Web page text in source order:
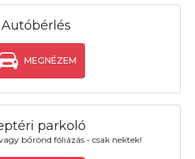
Autóbérlés
MEGNÉZEM
parkoló
bőrönd fóliázás - csak nektek!